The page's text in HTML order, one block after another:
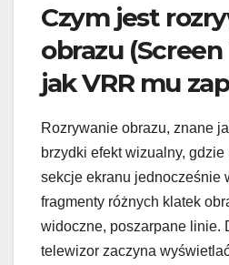
Czym jest
obrazu
jak VRR mu
Rozrywanie obrazu, znane
brzydki efekt wizualny,
sekcje ekranu jednocześnie
fragmenty różnych klatek
widoczne, poszarpane linie.
telewizor zaczyna